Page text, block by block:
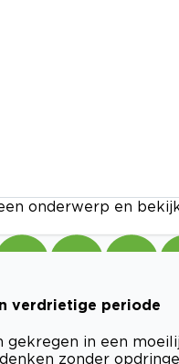
onderwerp en
verdrietige periode
in een
zonder